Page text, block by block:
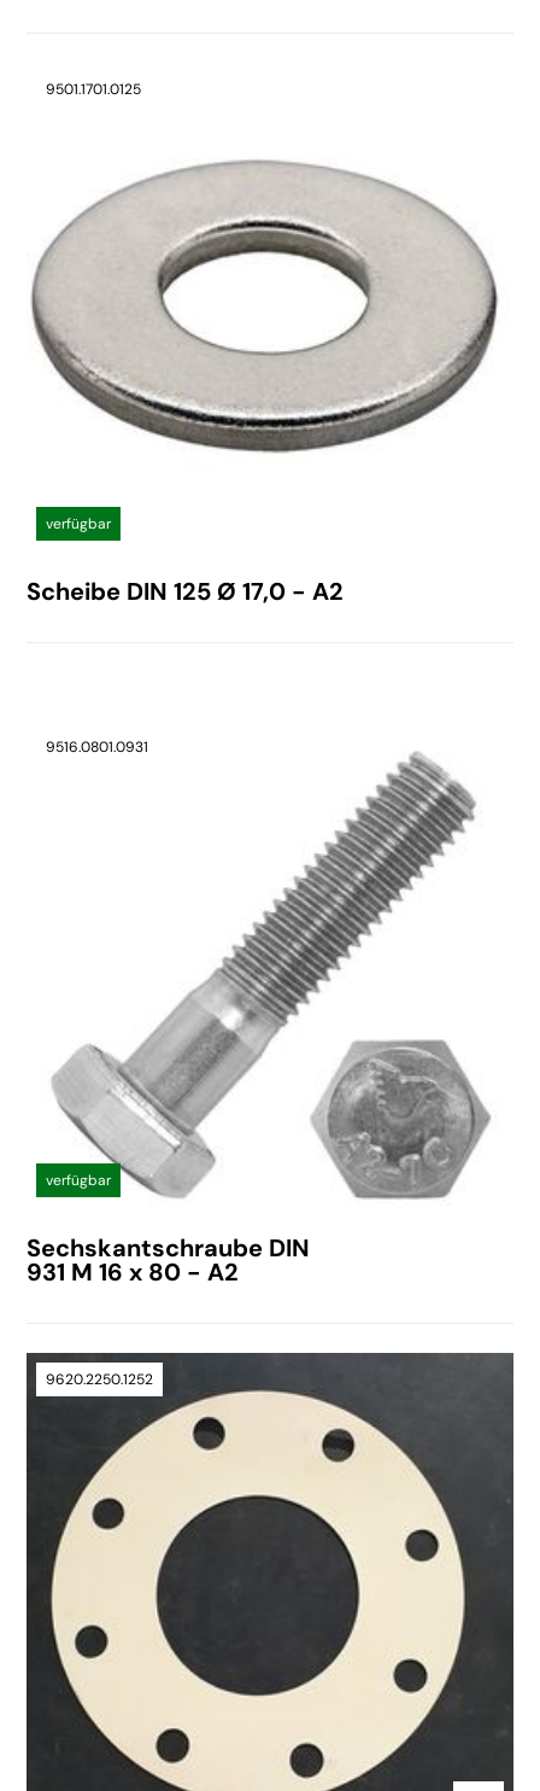
9501.1701.0125
verfügbar
Scheibe DIN 125 Ø 17,0 - A2
9516.0801.0931
verfügbar
Sechskantschraube DIN
931 M 16 x 80 - A2
9620.2250.1252